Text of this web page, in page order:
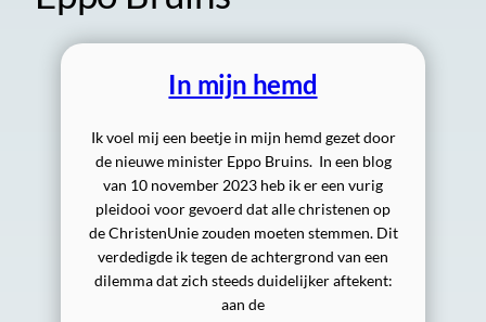
In mijn hemd
Ik voel mij een beetje in mijn hemd gezet door
de nieuwe minister Eppo Bruins. In een blog
van 10 november 2023 heb ik er een vurig
pleidooi voor gevoerd dat alle christenen op
de ChristenUnie zouden moeten stemmen. Dit
verdedigde ik tegen de achtergrond van een
dilemma dat zich steeds duidelijker aftekent:
aan de